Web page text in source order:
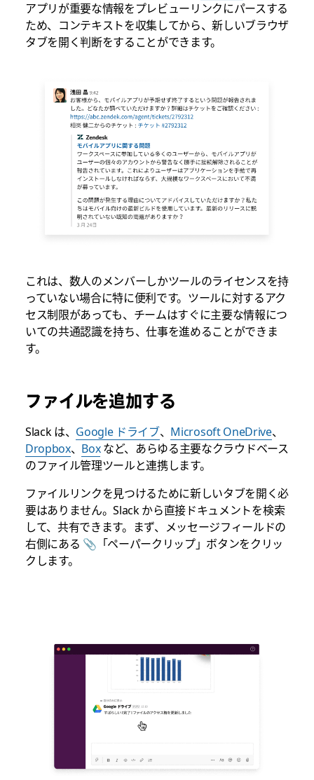
アプリが重要な情報をプレビューリンクにパースする
ため、コンテキストを収集してから、新しいブラウザ
タブを開く判断をすることができます。
これは、数人のメンバーしかツールのライセンスを持
っていない場合に特に便利です。ツールに対するアク
セス制限があっても、チームはすぐに主要な情報につ
いての共通認識を持ち、仕事を進めることができま
す。
ファイルを追加する
Slack は、 Google ドライブ、 Microsoft OneDrive、
Dropbox、 Boxなど、あらゆる主要なクラウドベース
のファイル管理ツールと連携します。
ファイルリンクを見つけるために新しいタブを開く必
要はありません。Slack から直接ドキュメントを検索
して、共有できます。まず、メッセージフィールドの
右側にある 📎「ペーパークリップ」ボタンをクリッ
クします。